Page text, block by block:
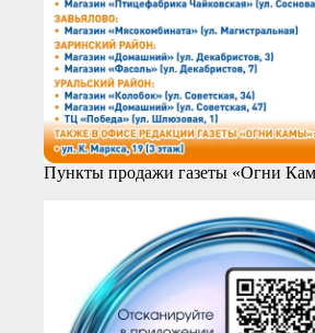
Пункты продажи газеты «Огни